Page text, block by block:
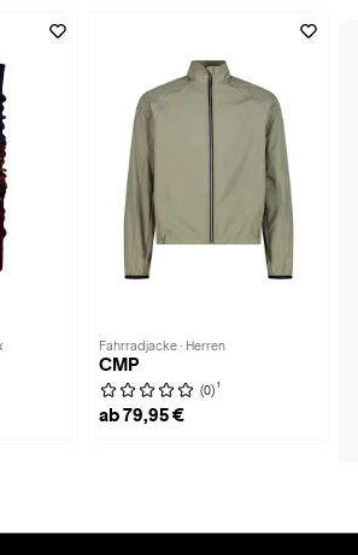
Fahrradjacke · Herren
CMP
(0) 1
ab 79,95 €